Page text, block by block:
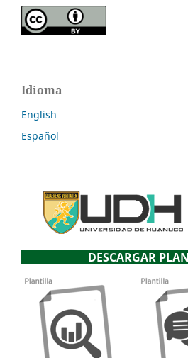
Idioma
English
Español
DESCARGAR